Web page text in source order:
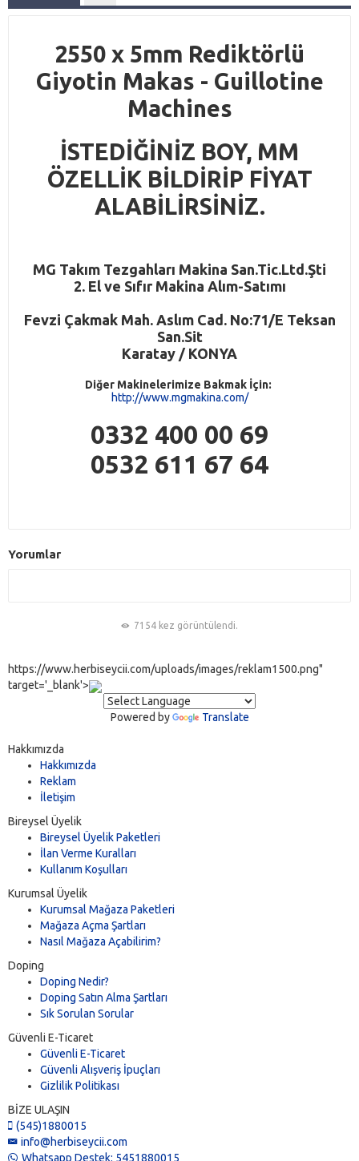
2550 x 5mm Rediktörlü
Giyotin Makas - Guillotine
Machines
İSTEDİĞİNİZ BOY, MM
ÖZELLİK BİLDİRİP FİYAT
ALABİLİRSİNİZ.
MG Takım Tezgahları Makina San.Tic.Ltd.Şti
2. El ve Sıfır Makina Alım-Satımı
Fevzi Çakmak Mah. Aslım Cad. No:71/E Teksan
San.Sit
Karatay / KONYA
Diğer Makinelerimize Bakmak İçin:
http://www.mgmakina.com/
0332 400 00 69
0532 611 67 64
Yorumlar
7154 kez görüntülendi.
https://www.herbiseycii.com/uploads/images/reklam1500.png"
target='_blank'>
Powered by Translate
Hakkımızda
Hakkımızda
Reklam
İletişim
Bireysel Üyelik
Bireysel Üyelik Paketleri
İlan Verme Kuralları
Kullanım Koşulları
Kurumsal Üyelik
Kurumsal Mağaza Paketleri
Mağaza Açma Şartları
Nasıl Mağaza Açabilirim?
Doping
Doping Nedir?
Doping Satın Alma Şartları
Sık Sorulan Sorular
Güvenli E-Ticaret
Güvenli E-Ticaret
Güvenli Alışveriş İpuçları
Gizlilik Politikası
BİZE ULAŞIN
(545)1880015
info@herbiseycii.com
Whatsapp Destek: 5451880015